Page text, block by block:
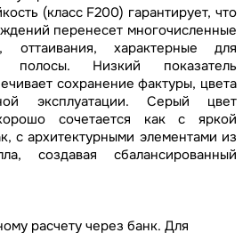
(класс F200) гарантирует, что
перенесет многочисленные
оттаивания, характерные для
полосы. Низкий показатель
сохранение фактуры, цвета
эксплуатации. Серый цвет
сочетается как с яркой
с архитектурными элементами из
создавая сбалансированный
расчету через банк. Для